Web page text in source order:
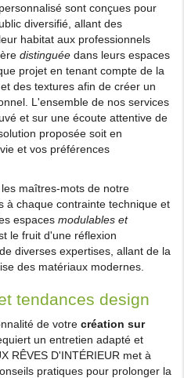
sont conçues pour
diversifié, allant des
habitat aux professionnels
distinguée dans leurs espaces
projet en tenant compte de la
des textures afin de créer un
L'ensemble de nos services
et sur une écoute attentive de
proposée soit en
et vos préférences
maîtres-mots de notre
à chaque contrainte technique et
espaces modulables et
le fruit d'une réflexion
diverses expertises, allant de la
des matériaux modernes.
tendances design
de votre création sur
un entretien adapté et
RÊVES D'INTÉRIEUR met à
pratiques pour prolonger la